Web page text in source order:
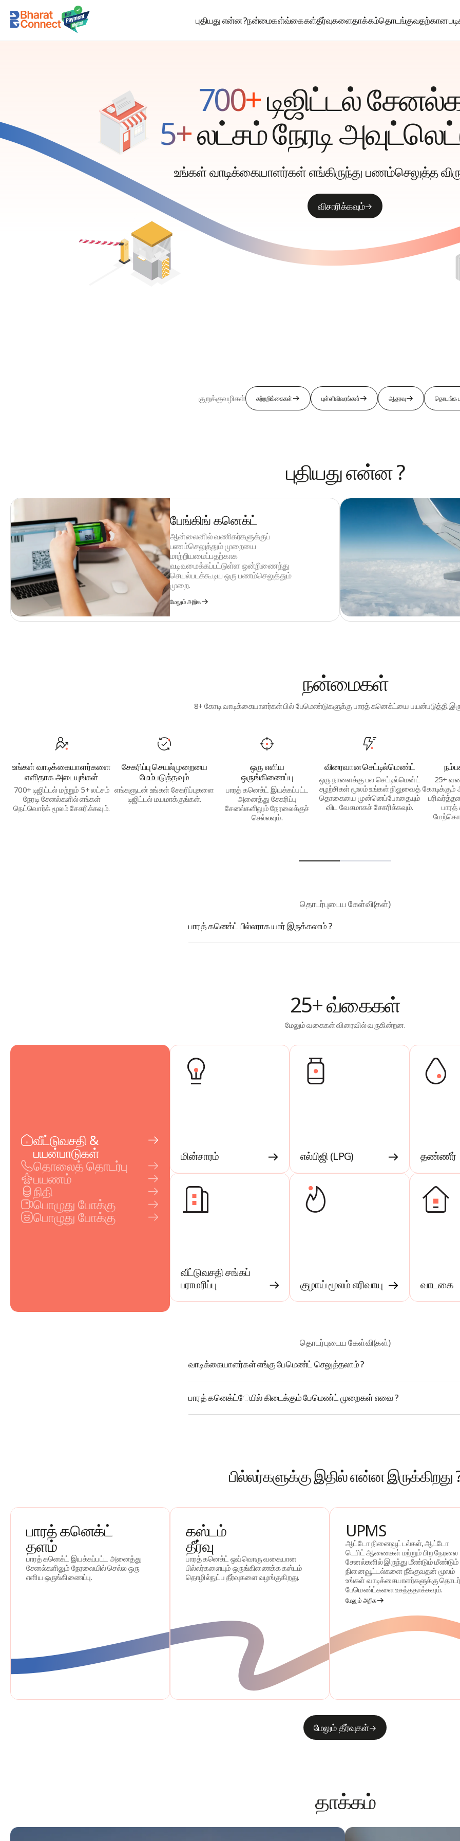
புதியது என்ன ?நன்மைகள்வ்கைகள்தீர்வுகளைதாக்கம்தொடங்குவதற்கான
700+டிஜிட்டல்
5+லட்சம்நேரடி
உங்கள் வாடிக்கையாளர்கள் எங்கிருந்து பணம்செலுத்த
விசாரிக்கவும்
குறுக்குவழிகள் சுற்றறிக்கைகள் புள்ளிவிவரங்கள் ஆதரவு தொடங்க
புதியது என்ன ?
பேங்கிங் கனெக்ட்
ஆன்லைனில் வணிகர்களுக்குப்
பணம்செலுத்தும் முறையை
மாற்றியமைப்பதற்காக
வடிவமைக்கப்பட்டுள்ள ஒன்றிணைந்து
செயல்படக்கூடிய ஒரு பணம்செலுத்தும்
முறை.
மேலும் அறிக
நன்மைகள்
8+ கோடி வாடிக்கையாளர்கள் பில் பேமெண்டுகளுக்கு பாரத் கனெக்ட்யை பயன்படுத்தி
உங்கள் வாடிக்கையாளர்களை
எளிதாக அடையுங்கள்
700+ டிஜிட்டல் மற்றும் 5+ லட்சம்
நேரடி சேனல்களில் எங்கள்
நெட்வொர்க் மூலம் சேகரிக்கவும்.
சேகரிப்பு செயல்முறையை
மேம்படுத்தவும்
எங்களுடன் உங்கள் சேகரிப்புகளை
டிஜிட்டல் மயமாக்குங்கள்.
ஒரு எளிய
ஒருங்கிணைப்பு
பாரத் கனெக்ட் இயக்கப்பட்ட
அனைத்து சேகரிப்பு
சேனல்களிலும் நேரலைக்குச்
செல்லவும்.
விரைவான செட்டில்மெண்ட்
ஒரு நாளைக்கு பல செட்டில்மென்ட்
சுழற்சிகள் மூலம் உங்கள் நிலுவைத்
தொகையை முன்னெப்போதையும்
விட வேகமாகச் சேகரிக்கவும்.
25+
கோடிக்கும்
தொடர்புடைய கேள்வி(கள்)
பாரத் கனெக்ட் பில்லராக யார் இருக்கலாம் ?
25+ வ்கைகள்
மேலும் வகைகள் விரைவில் வருகின்றன.
வீட்டுவசதி &
பயன்பாடுகள்
தொலைத் தொடர்பு
பயணம்
நிதி
பொழுது போக்கு
பொழுது போக்கு
மின்சாரம் எல்பிஜி (LPG) தண்ணீர்
வீட்டுவசதி சங்கப்
பராமரிப்பு
குழாய் மூலம் எரிவாயு வாடகை
தொடர்புடைய கேள்வி(கள்)
வாடிக்கையாளர்கள் எங்கு பேமெண்ட் செலுத்தலாம் ?
பாரத் கனெக்ட்ேயில் கிடைக்கும் பேமெண்ட் முறைகள் எவை ?
பில்லர்களுக்கு இதில் என்ன இருக்கிறது
பாரத் கனெக்ட்
தளம்
பாரத் கனெக்ட் இயக்கப்பட்ட அனைத்து
சேனல்களிலும் நேரலையில் செல்ல ஒரு
எளிய ஒருங்கிணைப்பு.
கஸ்டம்
தீர்வு
பாரத் கனெக்ட் ஒவ்வொரு வகையான
பில்லர்களையும் ஒருங்கிணைக்க கஸ்டம்
தொழில்நுட்ப தீர்வுகளை வழங்குகிறது.
UPMS
ஆட்டோ நினைவூட்டல்கள், ஆட்டோ
டெபிட் ஆணைகள் மற்றும் பிற நேரலை
சேனல்களில் இருந்து மீண்டும் மீண்டும்
நினைவூட்டல்களை நீக்குவதன் மூலம்
உங்கள் வாடிக்கையாளர்களுக்கு தொடர்
பேமெண்ட்களை உகந்ததாக்கவும்.
மேலும் அறிக
மேலும் தீர்வுகள்
தாக்கம்